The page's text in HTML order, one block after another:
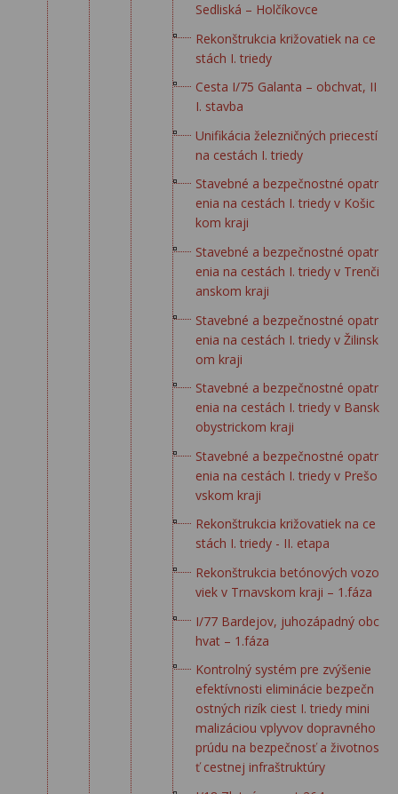
Sedliská – Holčíkovce
Rekonštrukcia križovatiek na ce
stách I. triedy
Cesta I/75 Galanta – obchvat, II
I. stavba
Unifikácia železničných priecestí
na cestách I. triedy
Stavebné a bezpečnostné opatr
enia na cestách I. triedy v Košic
kom kraji
Stavebné a bezpečnostné opatr
enia na cestách I. triedy v Trenči
anskom kraji
Stavebné a bezpečnostné opatr
enia na cestách I. triedy v Žilinsk
om kraji
Stavebné a bezpečnostné opatr
enia na cestách I. triedy v Bansk
obystrickom kraji
Stavebné a bezpečnostné opatr
enia na cestách I. triedy v Prešo
vskom kraji
Rekonštrukcia križovatiek na ce
stách I. triedy - II. etapa
Rekonštrukcia betónových vozo
viek v Trnavskom kraji – 1.fáza
I/77 Bardejov, juhozápadný obc
hvat – 1.fáza
Kontrolný systém pre zvýšenie
efektívnosti eliminácie bezpečn
ostných rizík ciest I. triedy mini
malizáciou vplyvov dopravného
prúdu na bezpečnosť a životnos
ť cestnej infraštruktúry